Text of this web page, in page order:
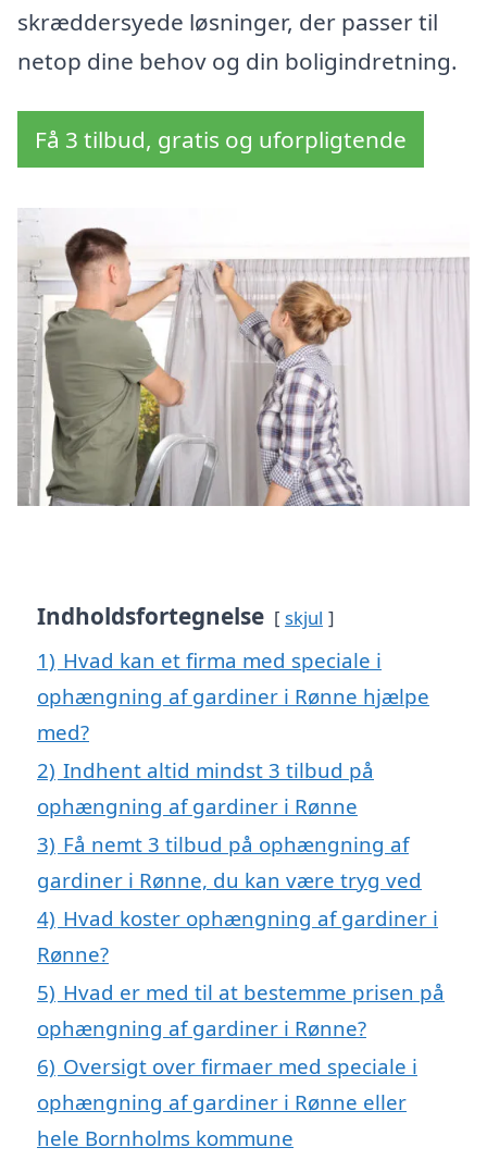
skræddersyede løsninger, der passer til
netop dine behov og din boligindretning.
Få 3 tilbud, gratis og uforpligtende
Indholdsfortegnelse skjul
1) Hvad kan et firma med speciale i
ophængning af gardiner i Rønne hjælpe
med?
2) Indhent altid mindst 3 tilbud på
ophængning af gardiner i Rønne
3) Få nemt 3 tilbud på ophængning af
gardiner i Rønne, du kan være tryg ved
4) Hvad koster ophængning af gardiner i
Rønne?
5) Hvad er med til at bestemme prisen på
ophængning af gardiner i Rønne?
6) Oversigt over firmaer med speciale i
ophængning af gardiner i Rønne eller
hele Bornholms kommune